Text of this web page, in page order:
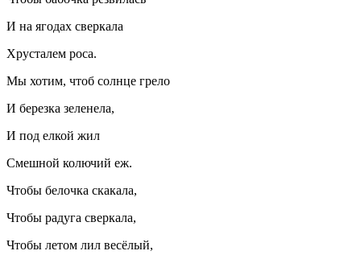
И на ягодах сверкала
Хрусталем роса.
Мы хотим, чтоб солнце грело
И березка зеленела,
И под елкой жил
Смешной колючий еж.
Чтобы белочка скакала,
Чтобы радуга сверкала,
Чтобы летом лил весёлый,